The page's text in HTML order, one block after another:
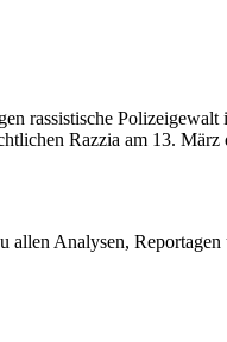
rassistische
Razzia am 13. März
allen Analysen,